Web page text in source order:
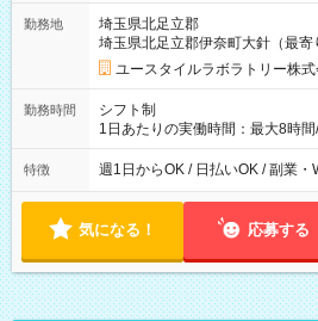
月 ※ 雇用形態と給与に、本採用
用形態：本採用時と同じです。 給
勤務地
埼玉県北足立郡
埼玉県北足立郡伊奈町大針（最寄
ユースタイルラボラトリー株式
勤務時間
シフト制
1日あたりの実働時間：最大8時
00 ※週1日～OK ／ 夜勤専従 ＊＊ 勤務時間例 ＊＊ ■22時か
ら翌7時 ■23時から翌8時 ■24時から翌9
ます。 ※曜日固定（毎週同じ曜
特徴 週1日からOK / 日払いOK / 副業・
気になる！ 応募する